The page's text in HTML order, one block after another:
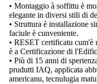
• Montaggio à soffittu è
elegante in diversi stili di
• Struttura è installazione
faciule è cunveniente.
• RESET certificatu
è a Certificazione di
• Più di 15 anni di
prudutti IAQ, applicata
americanu, tecnulugia